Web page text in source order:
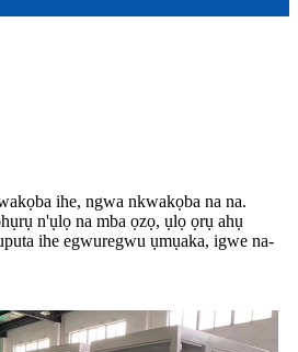
ihe, ngwa nkwakọba na na.
n'ụlọ na mba ọzọ, ụlọ ọrụ ahụ
ihe egwuregwu ụmụaka, igwe na-